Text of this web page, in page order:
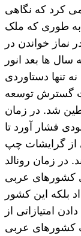
کرد که نگاهی
به طوری که ملک
نماز خواندن در
ها بعد انور
تنها دستاوردی
گسترش توسعه
شد. در زمان
فشار آورد تا
از گرایشات چپ
در زمان رونالد
کشورهای عربی
بلکه این کشور
امتیازاتی از